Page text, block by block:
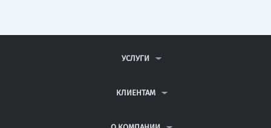
УСЛУГИ
ДИПЛОМНЫЕ РАБОТЫ
РЕФЕРАТЫ
КЛИЕНТАМ
ВОПРОСЫ И ОТВЕТЫ